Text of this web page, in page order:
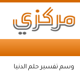
وسم تفسير حلم الدنيا